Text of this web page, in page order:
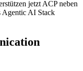
jetzt ACP neben
Agentic AI Stack